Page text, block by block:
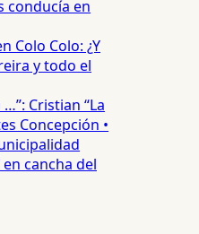
en
Colo Colo: ¿Y
y todo el
Cristian “La
Concepción •
cancha del